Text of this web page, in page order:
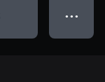
● ● ●